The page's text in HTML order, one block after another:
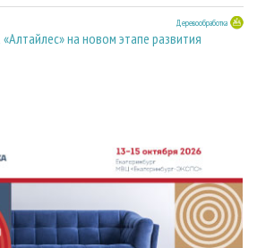
Деревообработка
на новом этапе развития